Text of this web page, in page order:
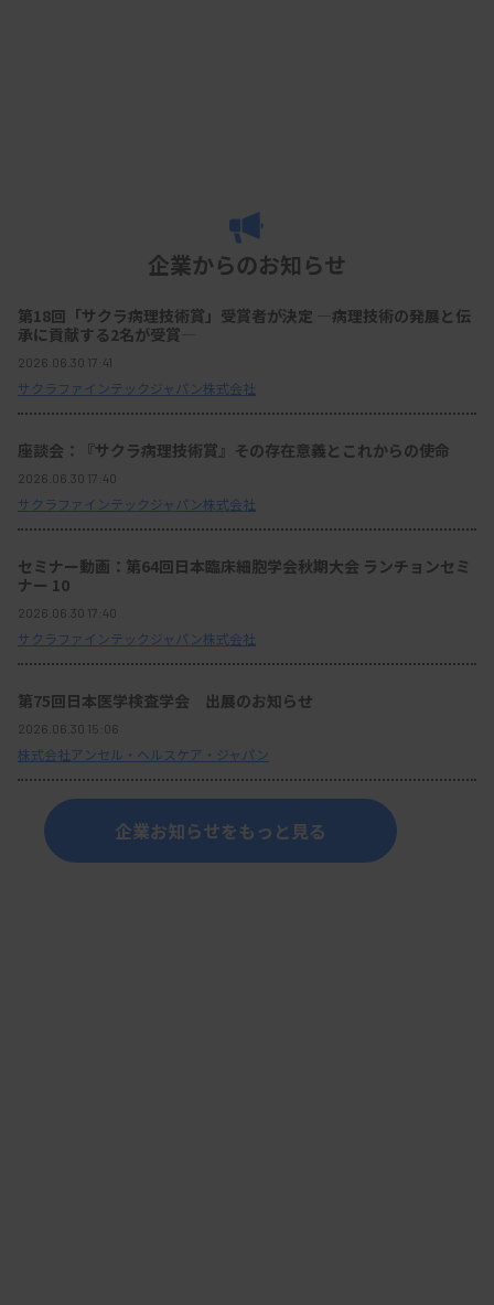
企業からのお知らせ
第18回「サクラ病理技術賞」受賞者が決定 ―病理技術の発展と伝
承に貢献する2名が受賞―
2026.06.30 17:41
サクラファインテックジャパン株式会社
座談会：『サクラ病理技術賞』その存在意義とこれからの使命
2026.06.30 17:40
サクラファインテックジャパン株式会社
セミナー動画：第64回日本臨床細胞学会秋期大会 ランチョンセミ
ナー 10
2026.06.30 17:40
サクラファインテックジャパン株式会社
第75回日本医学検査学会 出展のお知らせ
2026.06.30 15:06
株式会社アンセル・ヘルスケア・ジャパン
企業お知らせをもっと見る